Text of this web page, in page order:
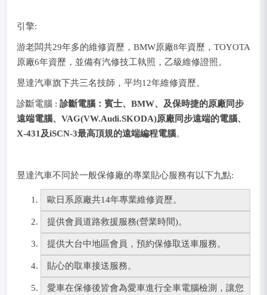
引擎:
游老闆共29年多的維修資歷，BMW原廠8年資歷，TOYOTA
原廠6年資歷，並備有汽修技工執照，乙級維修證照。
昱達汽車旗下共三名技師，平均12年維修資歷。
診斷電腦 : 診斷電腦：賓士、BMW、及保時捷的原廠同步
遠端電腦、VAG(VW.Audi.SKODA)原廠同步遠端的電腦、
X-431及iSCN-3最高頂規的遠端編程電腦。
昱達汽車不同於一般保修廠的專業貼心服務有以下九點:
歐日系原廠共14年專業維修資歷。
提供會員道路救援服務(營業時間)。
提供大台中地區會員，預約保修取送車服務。
貼心的取車接送服務。
愛車在保修後皆會為愛車進行全車電腦檢測，讓您